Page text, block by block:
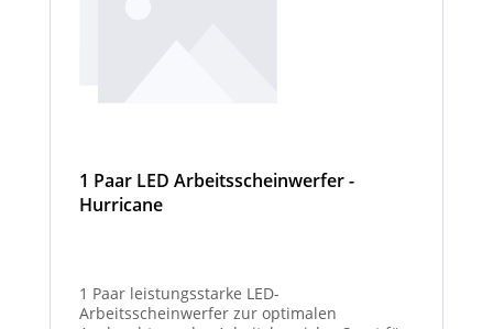
1 Paar LED Arbeitsscheinwerfer -
Hurricane
1 Paar leistungsstarke LED-
Arbeitsscheinwerfer zur optimalen